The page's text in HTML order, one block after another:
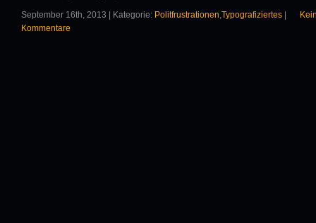
September 16th, 2013 | Kategorie: Politfrustrationen,Typografiziertes
Kommentare